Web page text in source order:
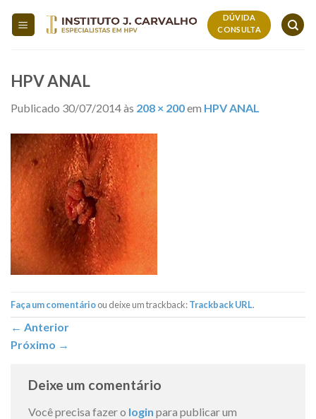
DÚVIDA
CONSULTA
HPV ANAL
Publicado 30/07/2014às 208 × 200em HPV ANAL
Faça um comentárioou deixe um trackback:Trackback URL.
← Anterior
Próximo →
Deixe um comentário
Você precisa fazer o login para publicar um